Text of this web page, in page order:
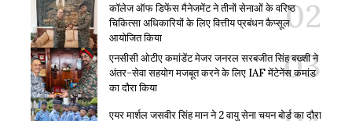
कॉलेज ऑफ डिफेंस मैनेजमेंट ने तीनों सेनाओं के वरिष्ठ
चिकित्सा अधिकारियों के लिए वित्तीय प्रबंधन कैप्सूल
आयोजित किया
एनसीसी ओटीए कमांडेंट मेजर जनरल सरबजीत सिंह बख्शी ने
अंतर-सेवा सहयोग मजबूत करने के लिए IAF मेंटेनेंस कमांड
का दौरा किया
एयर मार्शल जसवीर सिंह मान ने 2 वायु सेना चयन बोर्ड का दौरा